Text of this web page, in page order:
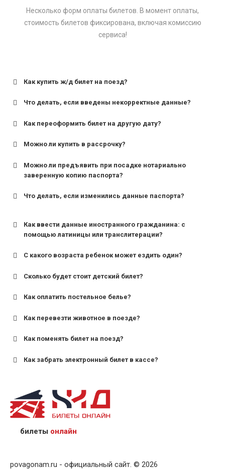
Несколько форм оплаты билетов. В момент оплаты,
стоимость билетов фиксирована, включая комиссию
сервиса!
Как купить ж/д билет на поезд?
Что делать, если введены некорректные данные?
Как переоформить билет на другую дату?
Можно ли купить в рассрочку?
Можно ли предъявить при посадке нотариально
заверенную копию паспорта?
Что делать, если изменились данные паспорта?
Как ввести данные иностранного гражданина: с
помощью латиницы или транслитерации?
С какого возраста ребенок может ездить один?
для поездов дальнего следования — от 10 лет и
для пригородных поездов — от 7 лет.
Сколько будет стоит детский билет?
Как оплатить постельное белье?
Как перевезти животное в поезде?
Как поменять билет на поезд?
Как забрать электронный билет в кассе?
назвав кассиру 14-значный номер заказа;
предъявив удостоверение личности пассажира, на
кого оформлен билет.
билеты онлайн
povagonam.ru - официальный сайт. © 2026